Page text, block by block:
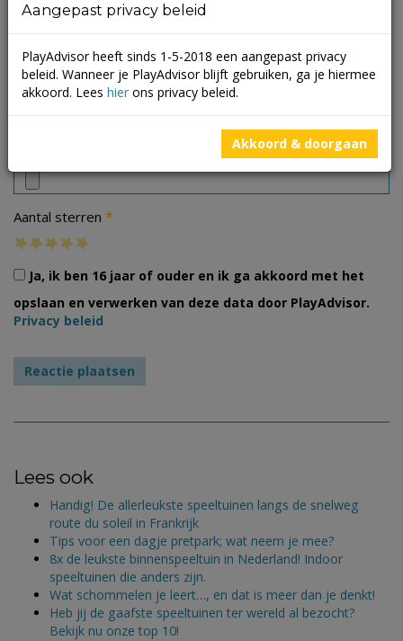
Aantal sterren *
Ja, ik ben 16 jaar of ouder en ik ga akkoord met het
opslaan en verwerken van deze data door PlayAdvisor.
Privacy beleid
Lees ook
Handig! De allerleukste speeltuinen langs de snelweg
route du soleil in Frankrijk
Tips voor een dagje pretpark; wat neem je mee?
8x de leukste binnenspeeltuin in Nederland! Indoor
speeltuinen die anders zijn.
Wat schommelen je leert…, en dat is meer dan je denkt!
Heb jij de gaafste speeltuinen ter wereld al bezocht?
Bekijk nu onze top 10!
Aangepast privacy beleid
PlayAdvisor heeft sinds 1-5-2018 een aangepast privacy
beleid. Wanneer je PlayAdvisor blijft gebruiken, ga je hiermee
akkoord. Lees hier ons privacy beleid.
Akkoord & doorgaan